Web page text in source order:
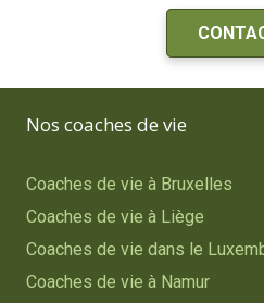
Nos coaches de vie
Coaches de vie à Bruxelles
Coaches de vie à Liège
Coaches de vie dans le
Coaches de vie à Namur